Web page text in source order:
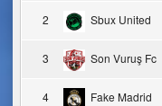
2 Sbux United
3 Son Vuruş Fc
4 Fake Madrid